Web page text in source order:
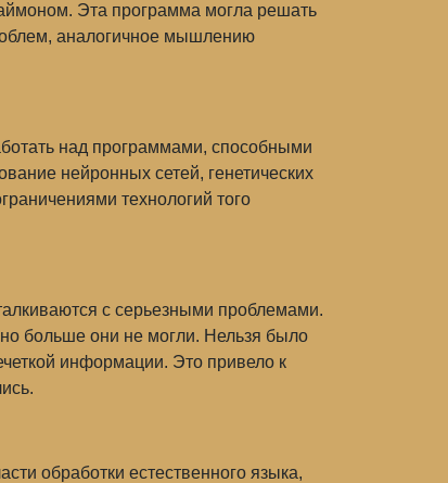
Эта программа могла решать
аналогичное мышлению
над программами, способными
нейронных сетей, генетических
технологий того
с серьезными проблемами.
больше они не могли. Нельзя было
информации. Это привело к
обработки естественного языка,